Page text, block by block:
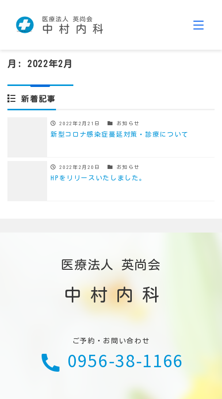
月: 2022年2月
新着記事
2022年2月21日 お知らせ
新型コロナ感染症蔓延対策・診療について
2022年2月20日 お知らせ
HPをリリースいたしました。
医療法人 英尚会
中村内科
ご予約・お問い合わせ
0956-38-1166